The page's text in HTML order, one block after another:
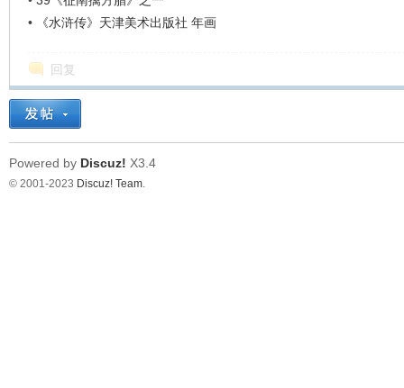
•
《水浒传》天津美术出版社 年画
回复
Powered by Discuz! X3.4
© 2001-2023 Discuz! Team.